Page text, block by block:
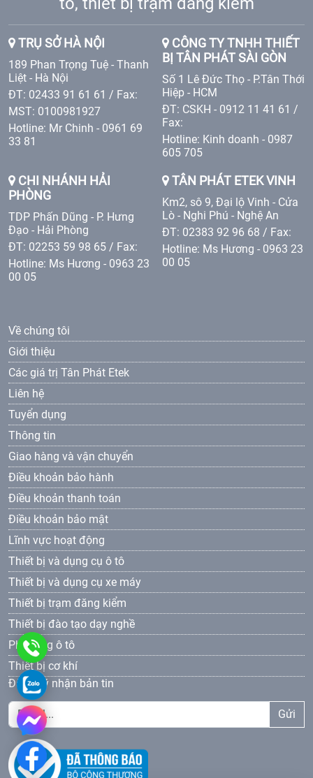
TRỤ SỞ HÀ NỘI
189 Phan Trọng Tuệ - Thanh
Liệt - Hà Nội
ĐT: 02433 91 61 61 / Fax:
MST: 0100981927
Hotline: Mr Chinh - 0961 69
33 81
CÔNG TY TNHH THIẾT
BỊ TÂN PHÁT SÀI GÒN
Số 1 Lê Đức Thọ - P.Tân Thới
Hiệp - HCM
ĐT: CSKH - 0912 11 41 61 /
Fax:
Hotline: Kinh doanh - 0987
605 705
CHI NHÁNH HẢI
PHÒNG
TDP Phấn Dũng - P. Hưng
Đạo - Hải Phòng
ĐT: 02253 59 98 65 / Fax:
Hotline: Ms Hương - 0963 23
00 05
TÂN PHÁT ETEK VINH
Km2, sô 9, Đại lộ Vinh - Cửa
Lò - Nghi Phú - Nghệ An
ĐT: 02383 92 96 68 / Fax:
Hotline: Ms Hương - 0963 23
00 05
Về chúng tôi
Giới thiệu
Các giá trị Tân Phát Etek
Liên hệ
Tuyển dụng
Thông tin
Giao hàng và vận chuyển
Điều khoản bảo hành
Điều khoản thanh toán
Điều khoản bảo mật
Lĩnh vực hoạt động
Thiết bị và dụng cụ ô tô
Thiết bị và dụng cụ xe máy
Thiết bị trạm đăng kiểm
Thiết bị đào tạo dạy nghề
Phụ tùng ô tô
Thiết bị cơ khí
Đăng ký nhận bản tin
Gửi
0961
69
81
0961693381